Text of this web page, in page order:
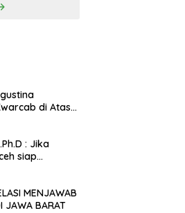
di Atas
: Jika
siap
MENJAWAB
JAWA BARAT